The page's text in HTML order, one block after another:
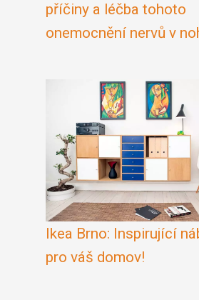
příčiny a léčba tohoto
onemocnění nervů v
Ikea Brno: Inspirující
pro váš domov!